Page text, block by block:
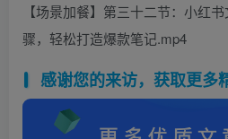
【场景加餐】第三十二节：小红
骤，轻松打造爆款笔记.mp4
感谢您的来访，获取更多